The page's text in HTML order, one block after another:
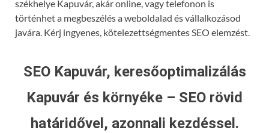
székhelye Kapuvár, akár online, vagy telefonon is
történhet a megbeszélés a weboldalad és vállalkozásod
javára. Kérj ingyenes, kötelezettségmentes SEO elemzést.
SEO Kapuvár, keresőoptimalizálás
Kapuvár és környéke – SEO rövid
határidővel, azonnali kezdéssel.